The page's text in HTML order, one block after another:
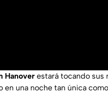
Hanover estará tocando sus
una noche tan única